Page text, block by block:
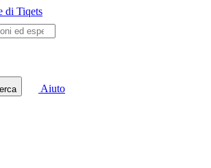
Aiuto